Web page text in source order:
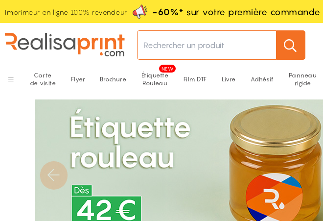
Imprimeur en ligne 100% revendeur -60%* sur votre première commande
Rechercher un produit
Carte
de visite
Flyer Brochure
Étiquette
Rouleau
Film DTF Livre Adhésif
Panneau
rigide